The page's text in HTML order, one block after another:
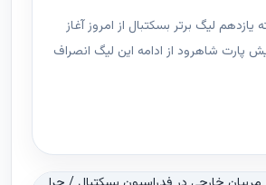
لیگ ‌برتر بسکتبال از امروز آغاز
پارت شاهرود از ادامه این لیگ انصراف